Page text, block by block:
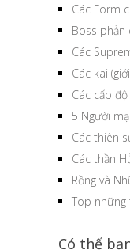
Các Form
Boss phản
Các
Các kai
Các cấp
5 Người
Các thiên
Các thần
Rồng và
Top những
Có thể